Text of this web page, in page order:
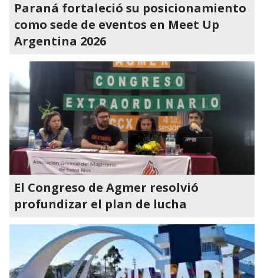
Paraná fortaleció su posicionamiento
como sede de eventos en Meet Up
Argentina 2026
El Congreso de Agmer resolvió
profundizar el plan de lucha